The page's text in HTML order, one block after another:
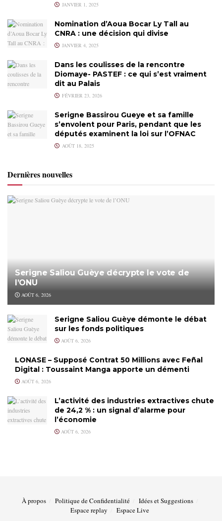
JANVIER 1, 2025
Nomination d’Aoua Bocar Ly Tall au
CNRA : une décision qui divise
JANVIER 4, 2025
Dans les coulisses de la rencontre
Diomaye- PASTEF : ce qui s’est vraiment
dit au Palais
FÉVRIER 23, 2026
Serigne Bassirou Gueye et sa famille
s’envolent pour Paris, pendant que les
députés examinent la loi sur l’OFNAC
AOÛT 18, 2025
Dernières nouvelles
Serigne Saliou Guèye décrypte le vote de
l’ONU
AOÛT 6, 2026
Serigne Saliou Guèye démonte le débat
sur les fonds politiques
AOÛT 6, 2026
LONASE – Supposé Contrat 50 Millions avec Feñal
Digital : Toussaint Manga apporte un démenti
AOÛT 6, 2026
L’activité des industries extractives chute
de 24,2 % : un signal d’alarme pour
l’économie
AOÛT 6, 2026
À propos Politique de Confidentialité
Idées et Suggestions
Espace replay
Espace Live